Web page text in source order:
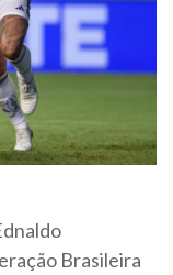
Brasileira